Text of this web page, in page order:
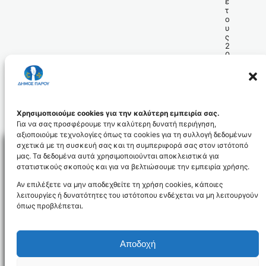
Χρησιμοποιούμε cookies για την καλύτερη εμπειρία σας.
Για να σας προσφέρουμε την καλύτερη δυνατή περιήγηση,
αξιοποιούμε τεχνολογίες όπως τα cookies για τη συλλογή δεδομένων
σχετικά με τη συσκευή σας και τη συμπεριφορά σας στον ιστότοπό
μας. Τα δεδομένα αυτά χρησιμοποιούνται αποκλειστικά για
στατιστικούς σκοπούς και για να βελτιώσουμε την εμπειρία χρήσης.
Αν επιλέξετε να μην αποδεχθείτε τη χρήση cookies, κάποιες
λειτουργίες ή δυνατότητες του ιστότοπου ενδέχεται να μη λειτουργούν
όπως προβλέπεται.
Αποδοχή
τ
ο
υ
ς
2
0
apofasi_129.2011_id2891
NEWSLETTER